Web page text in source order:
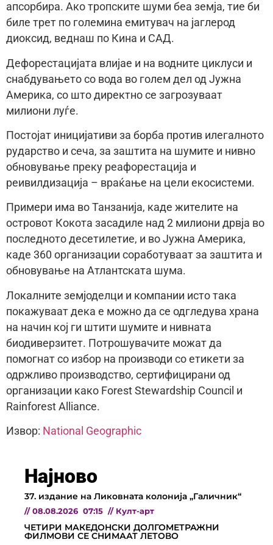
апсорбира. Ако тропските шуми беа земја, тие би
биле трет по големина емитувач на јаглерод
диоксид, веднаш по Кина и САД.
Дефорестацијата влијае и на водните циклуси и
снабдувањето со вода во голем дел од Јужна
Америка, со што директно се загрозуваат
милиони луѓе.
Постојат иницијативи за борба против илегалното
рударство и сеча, за заштита на шумите и нивно
обновување преку реафорестација и
реивилдизација – враќање на цели екосистеми.
Примери има во Танзанија, каде жителите на
островот Кокота засадиле над 2 милиони дрвја во
последното десетилетие, и во Јужна Америка,
каде 360 организации соработуваат за заштита и
обновување на Атлантската шума.
Локалните земјоделци и компании исто така
покажуваат дека е можно да се одгледува храна
на начин кој ги штити шумите и нивната
биодиверзитет. Потрошувачите можат да
помогнат со избор на производи со етикети за
одржливо производство, сертифицирани од
организации како Forest Stewardship Council и
Rainforest Alliance.
Извор: National Geographic
Најново
37. издание на Ликовната колонија „Галичник“
// 08.08.2026 07:15 // Култ-арт
ЧЕТИРИ МАКЕДОНСКИ ДОЛГОМЕТРАЖНИ
ФИЛМОВИ СЕ СНИМААТ ЛЕТОВО